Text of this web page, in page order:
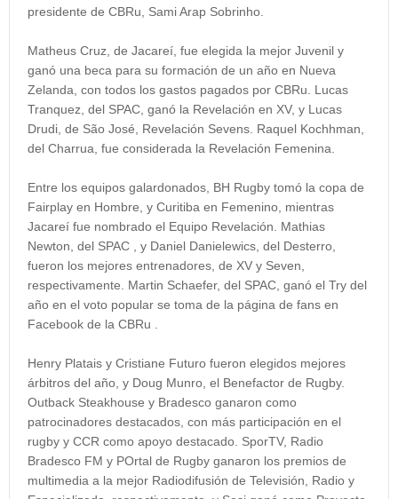
presidente de CBRu, Sami Arap Sobrinho.
Matheus Cruz, de Jacareí, fue elegida la mejor Juvenil y
ganó una beca para su formación de un año en Nueva
Zelanda, con todos los gastos pagados por CBRu. Lucas
Tranquez, del SPAC, ganó la Revelación en XV, y Lucas
Drudi, de São José, Revelación Sevens. Raquel Kochhman,
del Charrua, fue considerada la Revelación Femenina.
Entre los equipos galardonados, BH Rugby tomó la copa de
Fairplay en Hombre, y Curitiba en Femenino, mientras
Jacareí fue nombrado el Equipo Revelación. Mathias
Newton, del SPAC , y Daniel Danielewics, del Desterro,
fueron los mejores entrenadores, de XV y Seven,
respectivamente. Martin Schaefer, del SPAC, ganó el Try del
año en el voto popular se toma de la página de fans en
Facebook de la CBRu .
Henry Platais y Cristiane Futuro fueron elegidos mejores
árbitros del año, y Doug Munro, el Benefactor de Rugby.
Outback Steakhouse y Bradesco ganaron como
patrocinadores destacados, con más participación en el
rugby y CCR como apoyo destacado. SporTV, Radio
Bradesco FM y POrtal de Rugby ganaron los premios de
multimedia a la mejor Radiodifusión de Televisión, Radio y